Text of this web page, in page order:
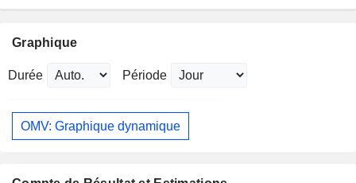
Graphique
Durée Période
OMV: Graphique dynamique